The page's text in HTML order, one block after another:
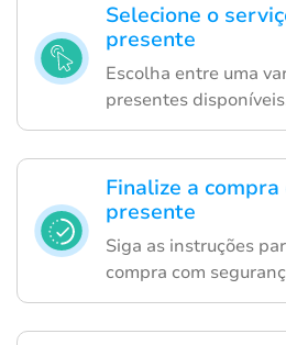
Selecione o
presente
Escolha entre uma
presentes
Finalize a
presente
Siga as instruções
compra com